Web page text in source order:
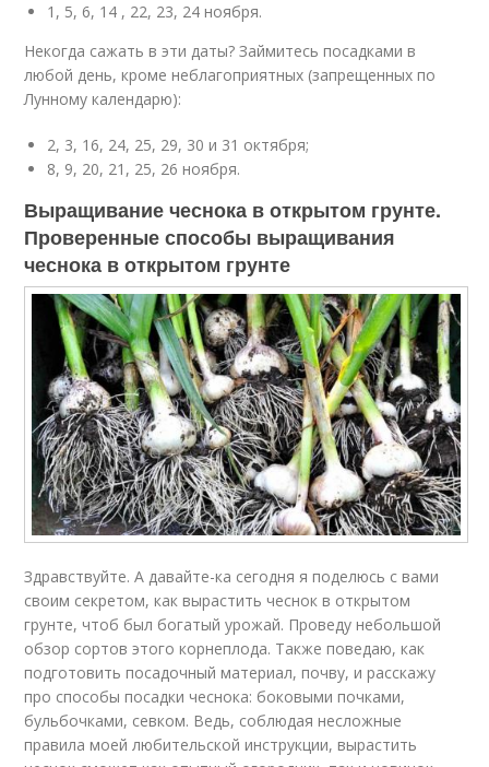
1, 5, 6, 14 , 22, 23, 24 ноября.
Некогда сажать в эти даты? Займитесь посадками в
любой день, кроме неблагоприятных (запрещенных по
Лунному календарю):
2, 3, 16, 24, 25, 29, 30 и 31 октября;
8, 9, 20, 21, 25, 26 ноября.
Выращивание чеснока в открытом грунте.
Проверенные способы выращивания
чеснока в открытом грунте
Здравствуйте. А давайте-ка сегодня я поделюсь с вами
своим секретом, как вырастить чеснок в открытом
грунте, чтоб был богатый урожай. Проведу небольшой
обзор сортов этого корнеплода. Также поведаю, как
подготовить посадочный материал, почву, и расскажу
про способы посадки чеснока: боковыми почками,
бульбочками, севком. Ведь, соблюдая несложные
правила моей любительской инструкции, вырастить